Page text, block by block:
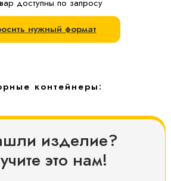
доступны по запросу
нужный формат
контейнеры:
изделие?
это нам!